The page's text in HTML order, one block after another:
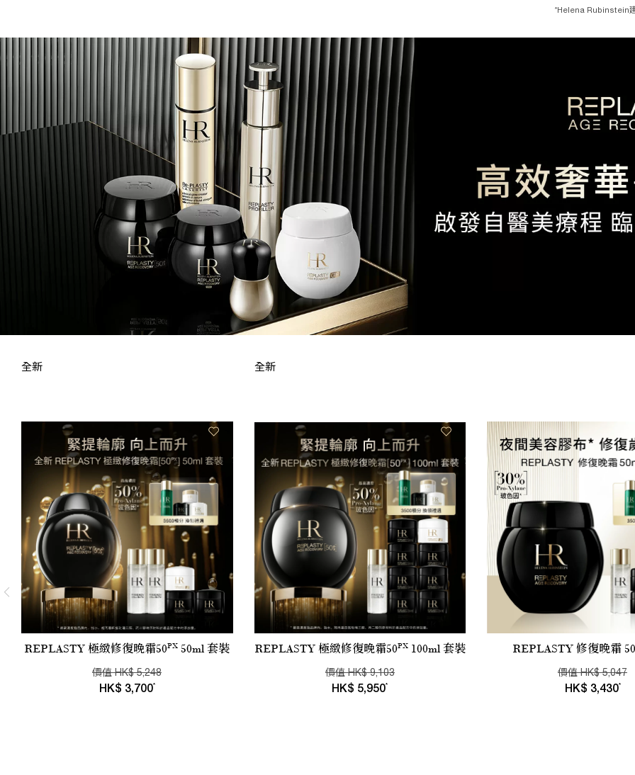
* Helena Rubinstein
全新
REPLASTY 極緻修復晚霜50PX 50ml 套裝
HK$ 3,700*
價值 HK$ 5,248
全新
REPLASTY 極緻修復晚霜50PX100ml 套裝
HK$ 5,950*
價值 HK$ 9,103
REPLASTY 修復晚霜
HK$ 3,430*
價值 HK$ 5,047